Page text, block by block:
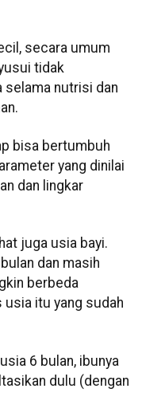
secara umum
tidak
selama nutrisi dan
bisa bertumbuh
yang dinilai
dan lingkar
juga usia bayi.
dan masih
berbeda
usia itu yang sudah
6 bulan, ibunya
dulu (dengan